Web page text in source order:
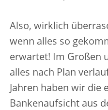
Also, wirklich
wenn alles so
erwartet! Im Großen
alles nach Plan
Jahren haben wir die
Bankenaufsicht aus